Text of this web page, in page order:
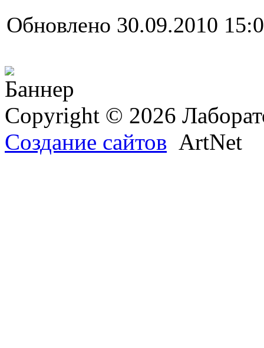
Обновлено 30.09.2010
Copyright © 2026
Создание сайтов ArtNet